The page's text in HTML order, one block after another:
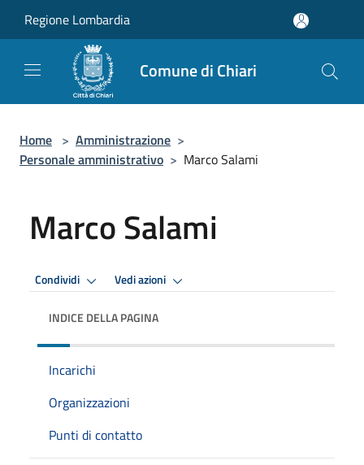
Regione Lombardia
Comune di Chiari
Home > Amministrazione >
Personale amministrativo > Marco Salami
Marco Salami
Condividi Vedi azioni
INDICE DELLA PAGINA
Incarichi
Organizzazioni
Punti di contatto